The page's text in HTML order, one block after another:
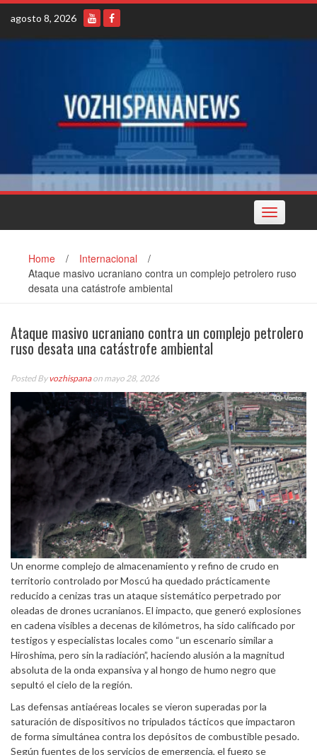
Skip
content
agosto 8, 2026
Toggle
navigation
Home / Internacional
/
Ataque masivo ucraniano contra un complejo petrolero ruso
desata una catástrofe ambiental
Ataque masivo ucraniano contra un complejo petrolero
ruso desata una catástrofe ambiental
Posted Byvozhispanaon mayo 28, 2026
Un enorme complejo de almacenamiento y refino de crudo en
territorio controlado por Moscú ha quedado prácticamente
reducido a cenizas tras un ataque sistemático perpetrado por
oleadas de drones ucranianos. El impacto, que generó explosiones
en cadena visibles a decenas de kilómetros, ha sido calificado por
testigos y especialistas locales como “un escenario similar a
Hiroshima, pero sin la radiación”, haciendo alusión a la magnitud
absoluta de la onda expansiva y al hongo de humo negro que
sepultó el cielo de la región.
Las defensas antiaéreas locales se vieron superadas por la
saturación de dispositivos no tripulados tácticos que impactaron
de forma simultánea contra los depósitos de combustible pesado.
Según fuentes de los servicios de emergencia, el fuego se